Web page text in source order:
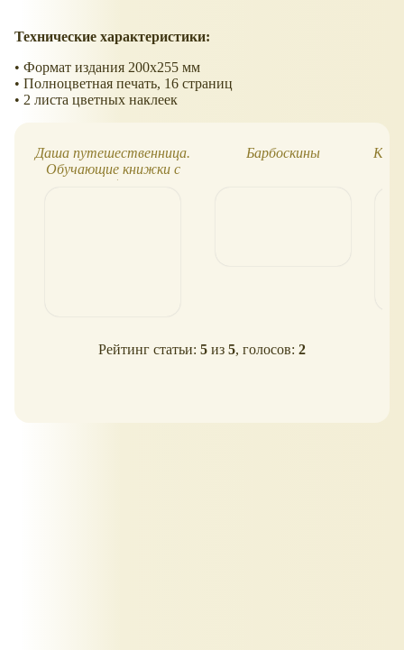
Технические характеристики:
• Формат издания 200х255 мм
• Полноцветная печать, 16 страниц
• 2 листа цветных наклеек
Даша путешественница.
Обучающие книжки с
наклейками
Барбоскины Как
Рейтинг статьи: 5 из 5, голосов: 2